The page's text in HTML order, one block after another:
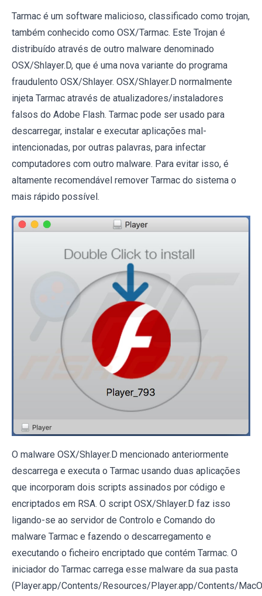
Tarmac é um software malicioso, classificado como trojan,
também conhecido como OSX/Tarmac. Este Trojan é
distribuído através de outro malware denominado
OSX/Shlayer.D, que é uma nova variante do programa
fraudulento OSX/Shlayer. OSX/Shlayer.D normalmente
injeta Tarmac através de atualizadores/instaladores
falsos do Adobe Flash. Tarmac pode ser usado para
descarregar, instalar e executar aplicações mal-
intencionadas, por outras palavras, para infectar
computadores com outro malware. Para evitar isso, é
altamente recomendável remover Tarmac do sistema o
mais rápido possível.
O malware OSX/Shlayer.D mencionado anteriormente
descarrega e executa o Tarmac usando duas aplicações
que incorporam dois scripts assinados por código e
encriptados em RSA. O script OSX/Shlayer.D faz isso
ligando-se ao servidor de Controlo e Comando do
malware Tarmac e fazendo o descarregamento e
executando o ficheiro encriptado que contém Tarmac. O
iniciador do Tarmac carrega esse malware da sua pasta
(Player.app/Contents/Resources/Player.app/Contents/